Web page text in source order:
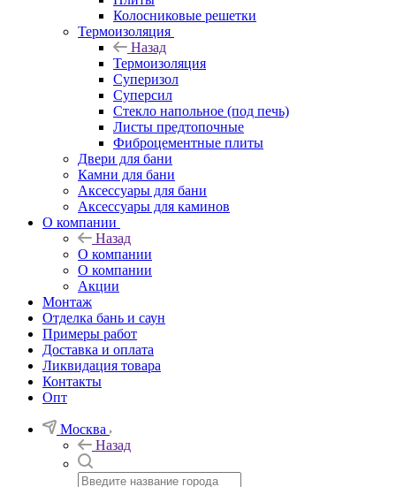
Колосниковые решетки
Термоизоляция
Назад
Термоизоляция
Суперизол
Суперсил
Стекло напольное (под печь)
Листы предтопочные
Фиброцементные плиты
Двери для бани
Камни для бани
Аксессуары для бани
Аксессуары для каминов
О компании
Назад
О компании
О компании
Акции
Монтаж
Отделка бань и саун
Примеры работ
Доставка и оплата
Ликвидация товара
Контакты
Опт
Москва
Назад